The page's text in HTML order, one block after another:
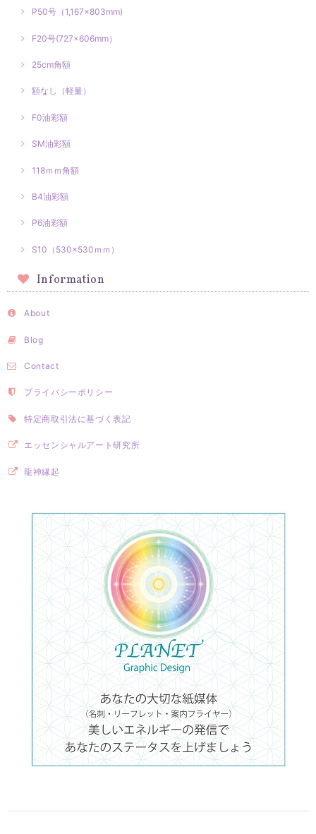
P50号（1,167×803mm)
F20号(727×606mm）
25cm角額
額なし（軽量）
F0油彩額
SM油彩額
118ｍｍ角額
B4油彩額
P6油彩額
S10（530×530ｍｍ）
Information
About
Blog
Contact
プライバシーポリシー
特定商取引法に基づく表記
エッセンシャルアート研究所
龍神縁起